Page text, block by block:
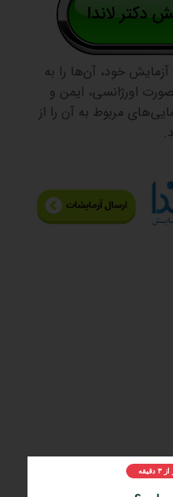
خود، آن‌ها را به
اورژانسی، ایمن و
مربوط به آن را از